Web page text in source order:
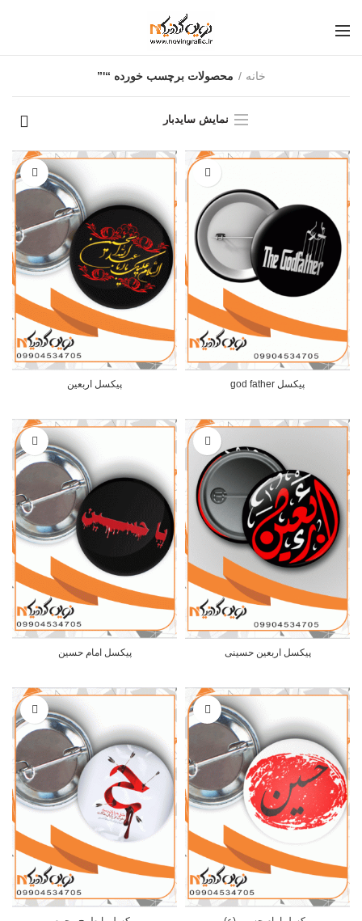
خانه محصولات برچسب خورده “'”
نمایش سایدبار
پیکسل god father پیکسل اربعین
پیکسل اربعین حسینی پیکسل امام حسین